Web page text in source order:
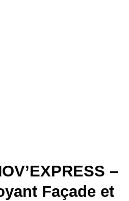
–
Façade et